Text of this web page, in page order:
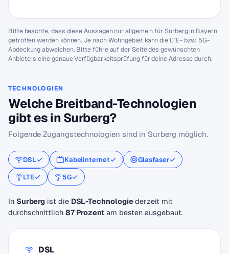
Bitte beachte, dass diese Aussagen nur allgemein für Surberg in Bayern
getroffen werden können. Je nach Wohngebiet kann die LTE- bzw. 5G-
Abdeckung abweichen. Bitte führe auf der Seite des gewünschten
Anbieters eine genaue Verfügbarkeitsprüfung für deine Adresse durch.
TECHNOLOGIEN
Welche Breitband-Technologien
gibt es in Surberg?
Folgende Zugangstechnologien sind in Surberg möglich.
DSL Kabelinternet
Glasfaser
LTE
5G
In Surberg ist die DSL-Technologiederzeit mit
durchschnittlich 87 Prozentam besten ausgebaut.
DSL